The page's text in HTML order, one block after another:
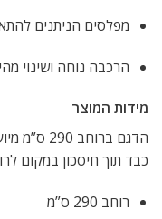
מפלסים הניתנים
הרכבה נוחה ושינוי
מידות המוצר
הדגם
כבד תוך חיסכון במקום
רוחב 290 ס”מ